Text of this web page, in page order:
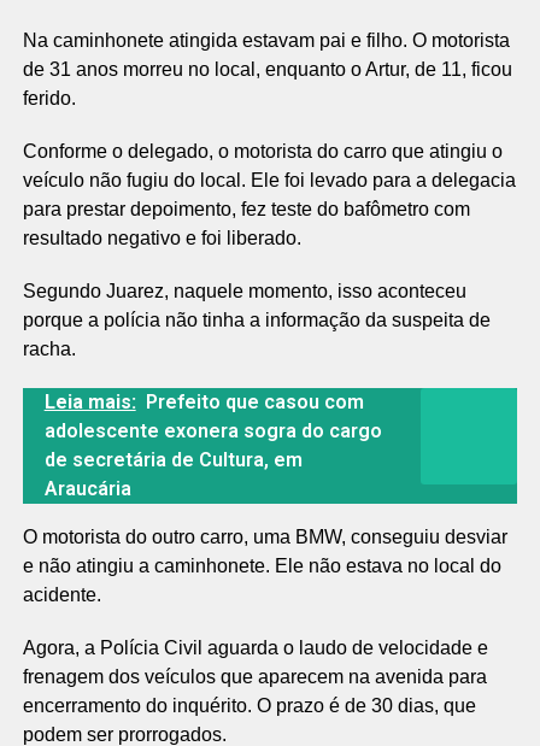
Na caminhonete atingida estavam pai e filho. O motorista
de 31 anos morreu no local, enquanto o Artur, de 11, ficou
ferido.
Conforme o delegado, o motorista do carro que atingiu o
veículo não fugiu do local. Ele foi levado para a delegacia
para prestar depoimento, fez teste do bafômetro com
resultado negativo e foi liberado.
Segundo Juarez, naquele momento, isso aconteceu
porque a polícia não tinha a informação da suspeita de
racha.
Leia mais: Prefeito que casou com
adolescente exonera sogra do cargo
de secretária de Cultura, em
Araucária
O motorista do outro carro, uma BMW, conseguiu desviar
e não atingiu a caminhonete. Ele não estava no local do
acidente.
Agora, a Polícia Civil aguarda o laudo de velocidade e
frenagem dos veículos que aparecem na avenida para
encerramento do inquérito. O prazo é de 30 dias, que
podem ser prorrogados.